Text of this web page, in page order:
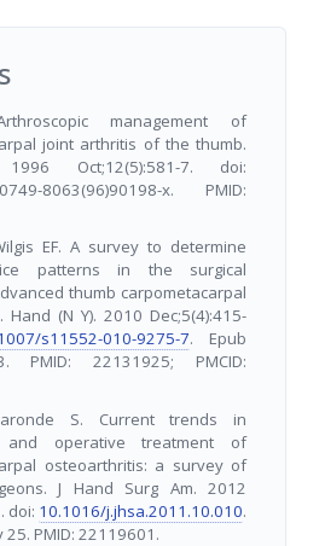
management of
joint arthritis of the thumb.
1996 Oct;12(5):581-7. doi:
8063(96)90198-x. PMID:
EF. A survey to determine
patterns in the surgical
thumb carpometacarpal
Hand (N Y). 2010 Dec;5(4):415-
s11552-010-9275-7. Epub
22131925; PMCID:
S. Current trends in
and operative treatment of
osteoarthritis: a survey of
J Hand Surg Am. 2012
doi: 10.1016/j.jhsa.2011.10.010.
25. PMID: 22119601.